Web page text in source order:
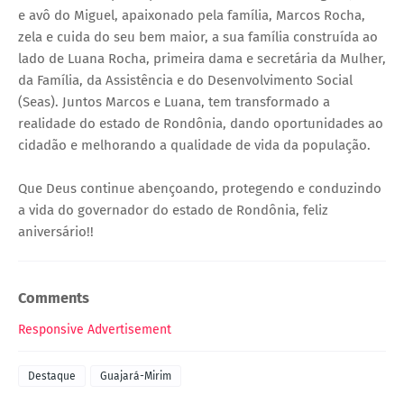
e avô do Miguel, apaixonado pela família, Marcos Rocha,
zela e cuida do seu bem maior, a sua família construída ao
lado de Luana Rocha, primeira dama e secretária da Mulher,
da Família, da Assistência e do Desenvolvimento Social
(Seas). Juntos Marcos e Luana, tem transformado a
realidade do estado de Rondônia, dando oportunidades ao
cidadão e melhorando a qualidade de vida da população.
Que Deus continue abençoando, protegendo e conduzindo
a vida do governador do estado de Rondônia, feliz
aniversário!!
Comments
Responsive Advertisement
Destaque Guajará-Mirim